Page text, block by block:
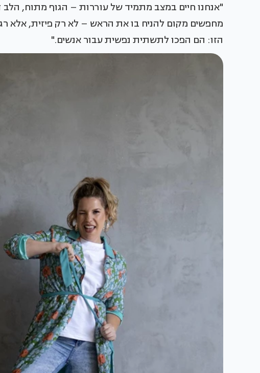
"אנחנו חיים במצב מתמיד של עוררות – הגוף מתוח,
הזו: הם הפכו לתשתית נפשית עבור אנשים."